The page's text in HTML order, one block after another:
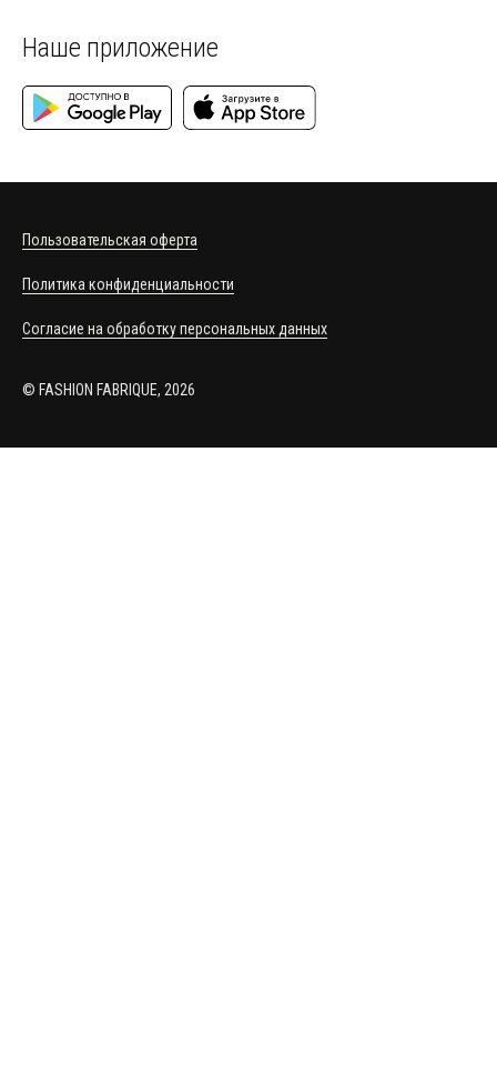
Наше приложение
© FASHION FABRIQUE, 2026
Пользовательская оферта
Политика конфиденциальности
Согласие на обработку персональных данных